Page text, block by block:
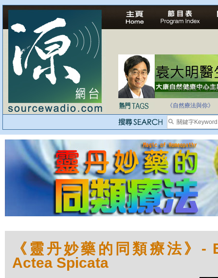
法治社會並不等同
自家教育合法化-
《自然療法與你》
《靈丹妙藥的同類療法》-
Actea Spicata